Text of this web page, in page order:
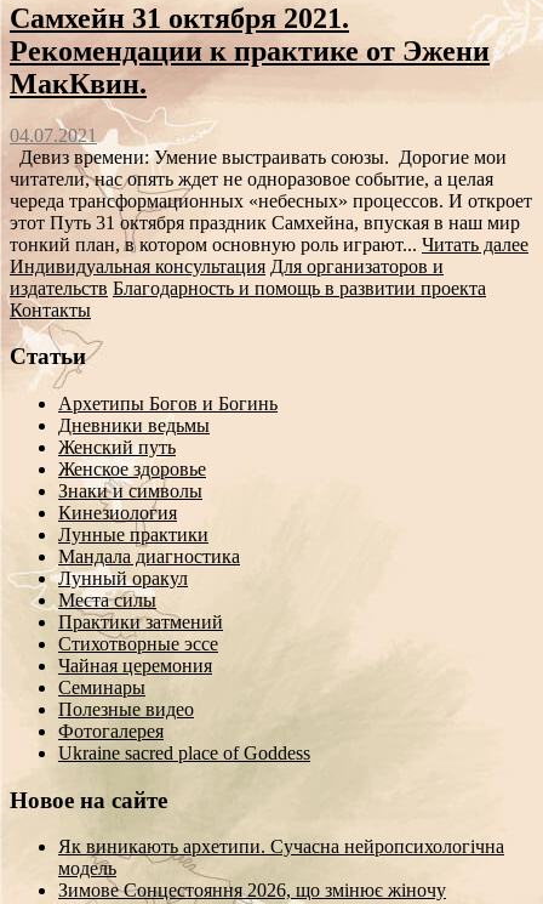
Самхейн 31 октября 2021.
Рекомендации к практике от Эжени
МакКвин.
04.07.2021
Девиз времени: Умение выстраивать союзы. Дорогие мои
читатели, нас опять ждет не одноразовое событие, а целая
череда трансформационных «небесных» процессов. И откроет
этот Путь 31 октября праздник Самхейна, впуская в наш мир
тонкий план, в котором основную роль играют... Читать далее
Индивидуальная консультация Для организаторов и
издательств Благодарность и помощь в развитии проекта
Контакты
Статьи
Архетипы Богов и Богинь
Дневники ведьмы
Женский путь
Женское здоровье
Знаки и символы
Кинезиология
Лунные практики
Мандала диагностика
Лунный оракул
Места силы
Практики затмений
Стихотворные эссе
Чайная церемония
Семинары
Полезные видео
Фотогалерея
Ukraine sacred place of Goddess
Новое на сайте
Як виникають архетипи. Сучасна нейропсихологічна
модель
Зимове Сонцестояння 2026, що змінює жіночу